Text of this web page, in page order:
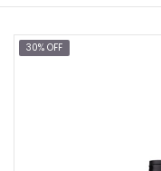
30% OFF